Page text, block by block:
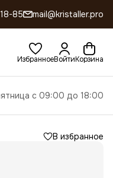
85 mail@kristaller.pro
ИзбранноеВойтиКорзина
с 09:00 до 18:00
В избранное